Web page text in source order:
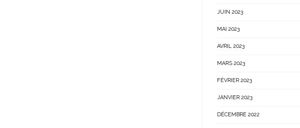
JUIN 2023
MAI 2023
AVRIL 2023
MARS 2023
FÉVRIER 2023
JANVIER 2023
DÉCEMBRE 2022